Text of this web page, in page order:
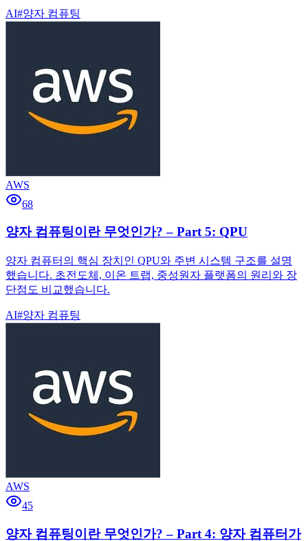
AI#양자 컴퓨팅
AWS
68
양자 컴퓨팅이란 무엇인가? – Part 5: QPU
양자 컴퓨터의 핵심 장치인 QPU와 주변 시스템 구조를 설명
했습니다. 초전도체, 이온 트랩, 중성원자 플랫폼의 원리와 장
단점도 비교했습니다.
AI#양자 컴퓨팅
AWS
45
양자 컴퓨팅이란 무엇인가? – Part 4: 양자 컴퓨터가